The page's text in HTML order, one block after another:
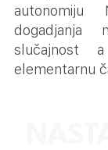
autonomiju
dogadjanja
slučajnost
elementarnu